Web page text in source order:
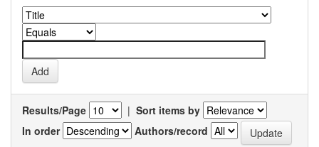
Results/Page | Sort items by
In order
Authors/record